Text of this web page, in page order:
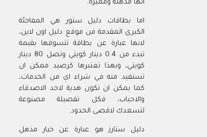
انها مذهلة ومميزة.
اما بطاقات دليل ستور هي المفاجئة
الكبرى المقدمة من موقع دليل اون لاين،
لانها عبارة عن بطاقة تتسوقها بقيمة
تبدء من 0.4 دينار كويتي وتصل 80 دينار
كويتي، وبهذا تعتبرها كرصيد ممكن ان
تستفيد منه في شراء اي من الخدمات،
كما يمكن ان تكون هدية لاحد الاصدقاء
والاحباب، فكل تفصيلة مصنوعة
لتسعدك لاقصى الحدود.
دليل ستارز هو عبارة عن خيار مذهل